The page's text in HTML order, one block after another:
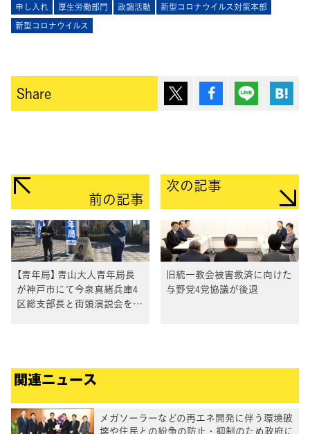
申し入れ
厚生労働部門 政調活動
新型コロナウイルス対策本部
新型コロナウイルス
Share ポスト シェア Lineで送
前の記事
【青年局】 青山大人青年局長
が神戸市にて今泉真緒兵庫4
区総支部長と街頭演説会を実
次の記事
旧統一教会被害救済に向けた
与野党4党協議が後退
関連ニュース
メガソーラーなどの再エネ開発に伴う環境破
壊や住民との紛争の防止・抑制のため政府に